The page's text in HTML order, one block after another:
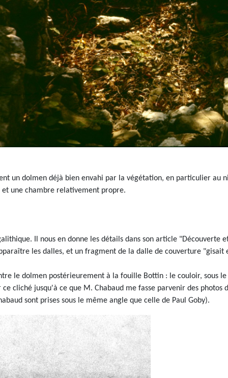
un dolmen déjà bien envahi par la végétation, en particulier au
et une chambre relativement propre.
Il nous en donne les détails dans son article "Découverte
les dalles, et un fragment de la dalle de couverture
le dolmen postérieurement à la fouille Bottin : le couloir, sous
cliché jusqu'à ce que M. Chabaud me fasse parvenir des
sont prises sous le même angle que celle de Paul Goby).